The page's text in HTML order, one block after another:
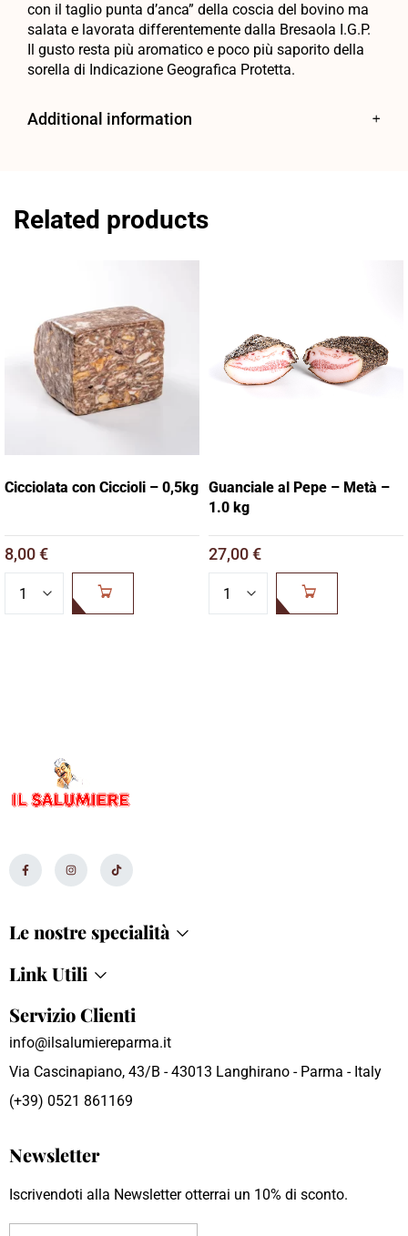
con il taglio punta d’anca” della coscia del bovino ma
salata e lavorata differentemente dalla Bresaola I.G.P.
Il gusto resta più aromatico e poco più saporito della
sorella di Indicazione Geografica Protetta.
Additional information
Related products
Cicciolata con Ciccioli – 0,5kg
8,00€
Guanciale al Pepe – Metà –
1.0 kg
27,00€
Le nostre specialità
Link Utili
Servizio Clienti
info@ilsalumiereparma.it
Via Cascinapiano, 43/B - 43013 Langhirano - Parma - Italy
(+39) 0521 861169
Newsletter
Iscrivendoti alla Newsletter otterrai un 10% di sconto.